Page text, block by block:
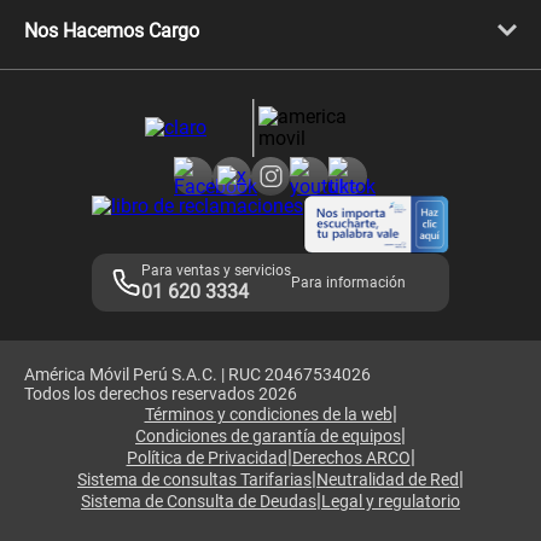
Celulares Motorola
Llamada por llamada
Comprobantes electrónicos
Consulta de IMEI
Nos Hacemos Cargo
Consulta de reclamos
Adquirientes iPhone 6, 6S y SE
Mensaje de Seguridad
Términos y Condiciones de Tienda Claro
Libro de Reclamaciones
Para ventas y servicios
01 620 3334 Para información
América Móvil Perú S.A.C. | RUC 20467534026
Todos los derechos reservados 2026
Términos y condiciones de la web|
Condiciones de garantía de equipos|
Política de Privacidad|Derechos ARCO|
Sistema de consultas Tarifarias|Neutralidad de Red|
Sistema de Consulta de Deudas|Legal y regulatorio